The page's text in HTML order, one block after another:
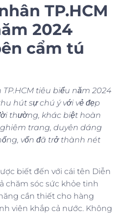
TP.HCM
2024
cẩm tú
tiêu biểu năm 2024
hút sự chú ý với vẻ đẹp
thường, khác biệt hoàn
trang, duyên dáng
vốn đã trở thành nét
biết đến với cái tên Diễn
chăm sóc sức khỏe tinh
cần thiết cho hàng
viên khắp cả nước. Không